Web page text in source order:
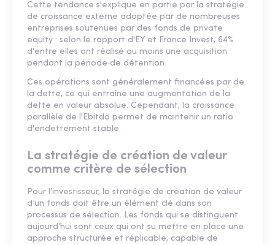
Cette tendance s'explique en partie par la stratégie
de croissance externe adoptée par de nombreuses
entreprises soutenues par des fonds de private
equity : selon le rapport d'EY et France Invest, 64%
d'entre elles ont réalisé au moins une acquisition
pendant la période de détention.
Ces opérations sont généralement financées par de
la dette, ce qui entraîne une augmentation de la
dette en valeur absolue. Cependant, la croissance
parallèle de l'Ebitda permet de maintenir un ratio
d'endettement stable.
La stratégie de création de valeur
comme critère de sélection
Pour l'investisseur, la stratégie de création de valeur
d’un fonds doit être un élément clé dans son
processus de sélection. Les fonds qui se distinguent
aujourd’hui sont ceux qui ont su mettre en place une
approche structurée et réplicable, capable de